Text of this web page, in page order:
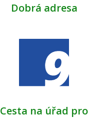
Dobrá adresa
Cesta na úřad pro